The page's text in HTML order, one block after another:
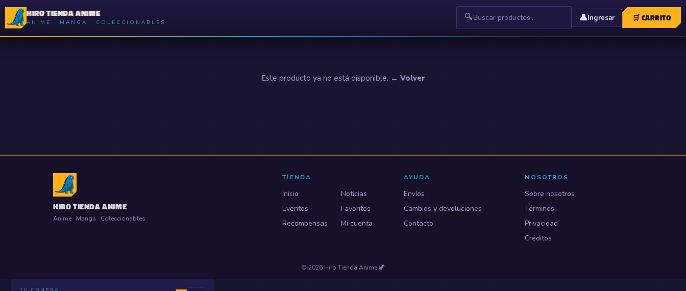
HIRO TIENDA ANIME
ANIME · MANGA · COLECCIONABLES 🔍 👤Ingresar 🛒CARRITO
Este producto ya no está disponible. ← Volver
HIRO TIENDA ANIME
Anime · Manga · Coleccionables
TIENDA
Inicio
Noticias
Eventos
Favoritos
Recompensas
Mi cuenta
AYUDA
Envíos
Cambios y devoluciones
Contacto
NOSOTROS
Sobre nosotros
Términos
Privacidad
Créditos
© 2026 Hiro Tienda Anime🦖